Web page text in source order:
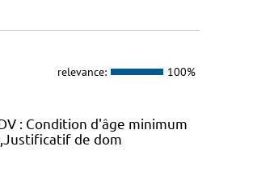
relevance: 100%
: Condition d'âge minimum
de dom